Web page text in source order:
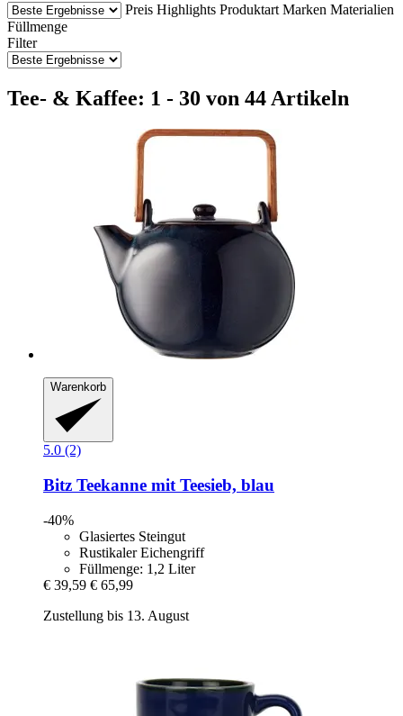
Preis Highlights Produktart Marken Materialien
Füllmenge
Filter
Tee- & Kaffee: 1 - 30 von 44 Artikeln
Warenkorb
5.0 (2)
Bitz Teekanne mit Teesieb, blau
-40%
Glasiertes Steingut
Rustikaler Eichengriff
Füllmenge: 1,2 Liter
€ 39,59 € 65,99
Zustellung bis 13. August